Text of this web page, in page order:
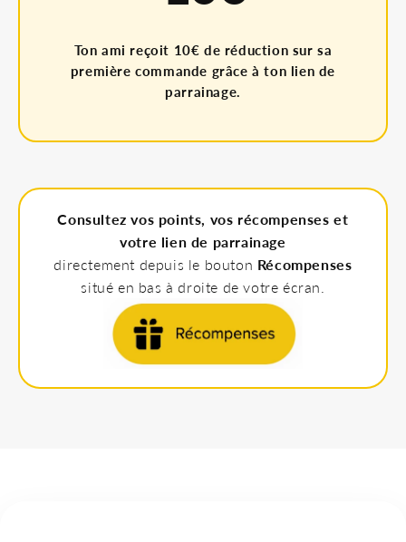
Ton ami reçoit 10€ de réduction sur sa
première commande grâce à ton lien de
parrainage.
Consultez vos points, vos récompenses et
votre lien de parrainage
directement depuis le bouton Récompenses
situé en bas à droite de votre écran.